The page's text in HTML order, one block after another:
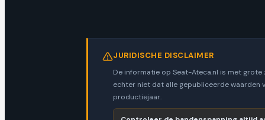
JURIDISCHE DISCLAIMER
De informatie op Seat-Ateca.nl is met
echter niet dat alle gepubliceerde waarden
productiejaar.